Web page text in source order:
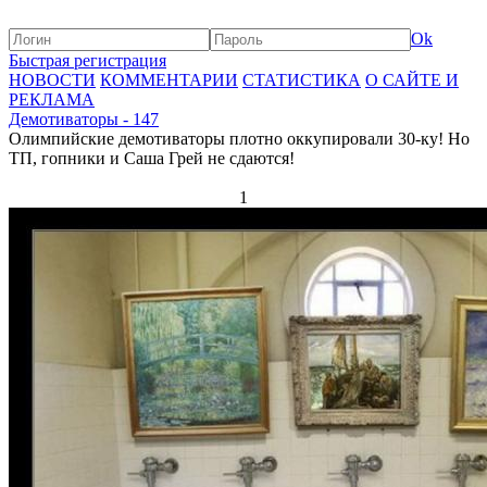
Ok
Быстрая регистрация
НОВОСТИ КОММЕНТАРИИ СТАТИСТИКА О САЙТЕ И
РЕКЛАМА
Демотиваторы - 147
Олимпийские демотиваторы плотно оккупировали 30-ку! Но
ТП, гопники и Саша Грей не сдаются!
1